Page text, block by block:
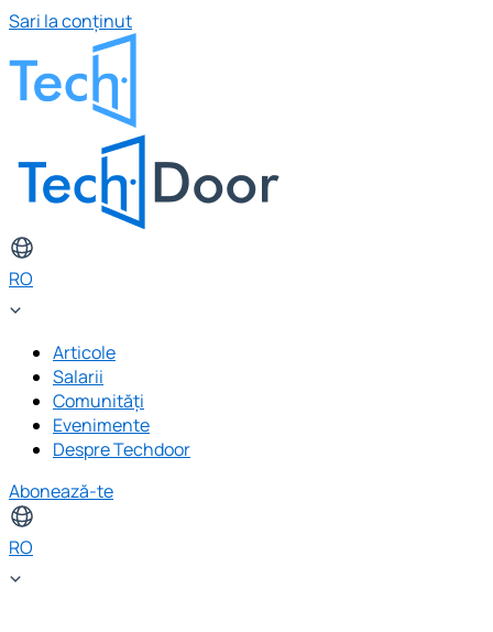
Sari la conținut
RO
Articole
Salarii
Comunități
Evenimente
Despre Techdoor
Abonează-te
RO